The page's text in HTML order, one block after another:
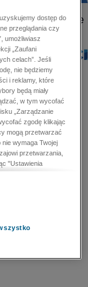
dostęp do
przeglądania czy
umożliwiasz
„Zaufani
celach”. Jeśli
nie będziemy
i reklamy, które
będą miały
w tym wycofać
„Zarządzanie
zgodę klikając
mogą przetwarzać
wymaga Twojej
przetwarzania,
"Ustawienia
przez
mogą zostać
reklam i